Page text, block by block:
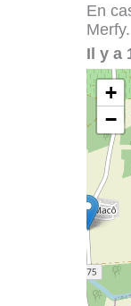
En
Merfy.
Il y a
+
−